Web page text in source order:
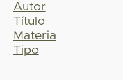
Autor
Título
Materia
Tipo